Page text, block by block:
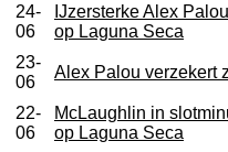
Teams
IndyCar 101
English
24-
06
IJzersterke Alex
op Laguna Seca
23-
06
Alex Palou verzekert
22-
06
McLaughlin in
op Laguna Seca